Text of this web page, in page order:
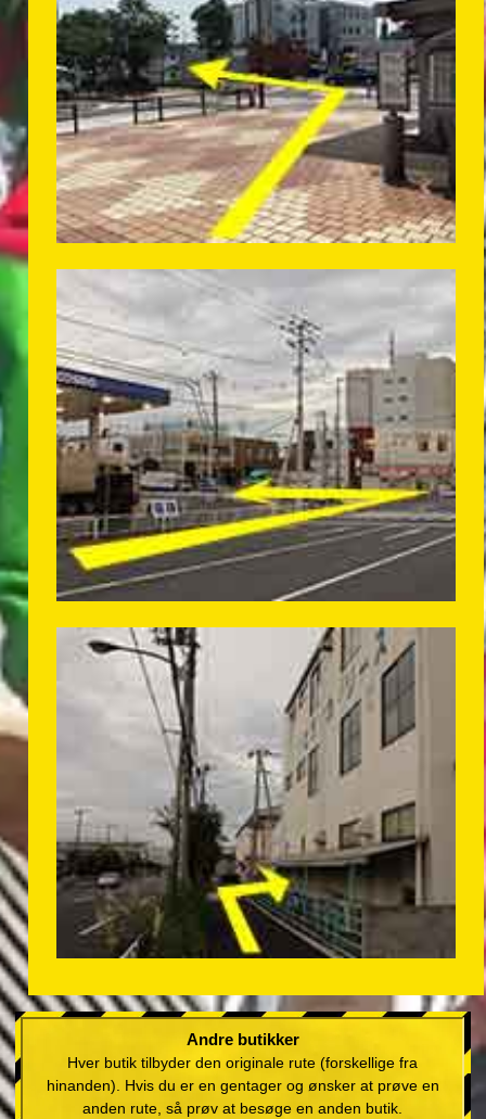
Andre butikker
Hver butik tilbyder den originale rute (forskellige fra
hinanden). Hvis du er en gentager og ønsker at prøve en
anden rute, så prøv at besøge en anden butik.